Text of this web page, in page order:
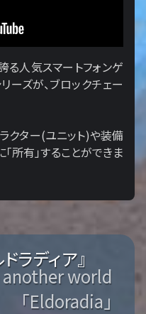
人気スマートフォンゲ
ーズが、ブロックチェー
クター(ユニット)や装備
所有」することができま
ラディア』
world
「Eldoradia」